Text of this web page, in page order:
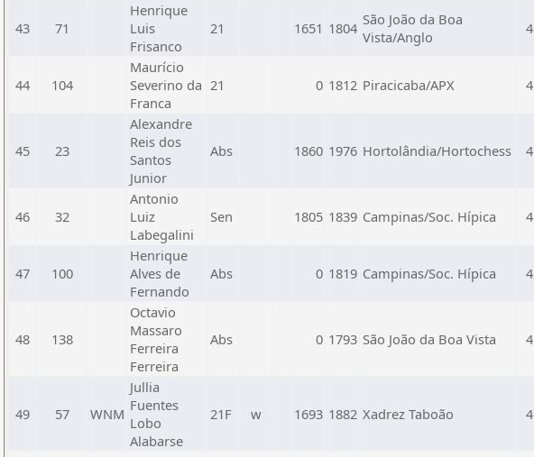
43 71
Henrique
Luis
Frisanco
21 1651 1804 São João da Boa
Vista/Anglo
4
44 104
Maurício
Severino da
Franca
21 0 1812 Piracicaba/APX 4
45 23
Alexandre
Reis dos
Santos
Junior
Abs 1860 1976 Hortolândia/Hortochess 4
46 32
Antonio
Luiz
Labegalini
Sen 1805 1839 Campinas/Soc. Hípica 4
47 100
Henrique
Alves de
Fernando
Abs 0 1819 Campinas/Soc. Hípica 4
48 138
Octavio
Massaro
Ferreira
Ferreira
Abs 0 1793 São João da Boa Vista 4
49 57 WNM
Jullia
Fuentes
Lobo
Alabarse
21F w 1693 1882 Xadrez Taboão 4